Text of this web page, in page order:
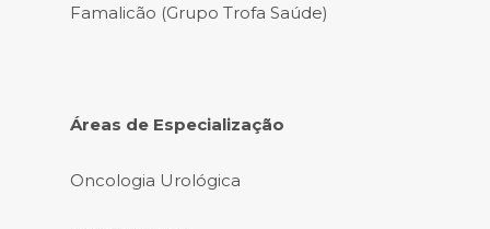
Famalicão (Grupo Trofa Saúde)
Áreas de Especialização
Oncologia Urológica